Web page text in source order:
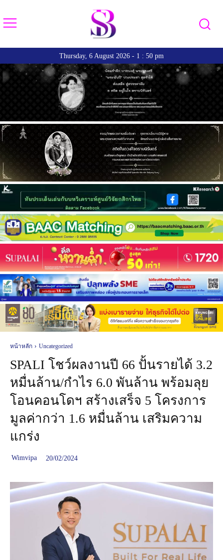
Thursday, 6 August 2026 - 1 : 50 pm
หน้าหลัก Uncategorized
SPALI โชว์ผลงานปี 66 ปั้นรายได้ 3.2
หมื่นล้าน/กำไร 6.0 พันล้าน พร้อมลุย
โอนคอนโดฯ สร้างเสร็จ 5 โครงการ
มูลค่ากว่า 1.6 หมื่นล้าน เสริมความ
แกร่ง
Wimvipa 20/02/2024